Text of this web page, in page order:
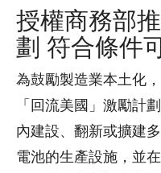
授權商務部
劃 符合條件
為鼓勵製造業本土化
「回流美國」激勵計
內建設、翻新或擴建
電池的生產設施，並